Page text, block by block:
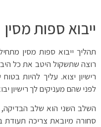
ייבוא ספות מסין
תהליך ייבוא ספות מסין
רוצה שתשקול היטב את כל
רישיון יצוא. עליך להיות
לפני שהם מעניקים לך רישיון
השלב השני הוא שלב הבדיקה,
סחורה מיובאת צריכה